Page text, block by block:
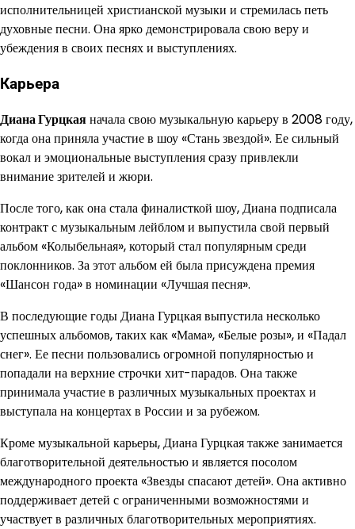
исполнительницей христианской музыки и стремилась петь
духовные песни. Она ярко демонстрировала свою веру и
убеждения в своих песнях и выступлениях.
Карьера
Диана Гурцкаяначала свою музыкальную карьеру в 2008 году,
когда она приняла участие в шоу «Стань звездой». Ее сильный
вокал и эмоциональные выступления сразу привлекли
внимание зрителей и жюри.
После того, как она стала финалисткой шоу, Диана подписала
контракт с музыкальным лейблом и выпустила свой первый
альбом «Колыбельная», который стал популярным среди
поклонников. За этот альбом ей была присуждена премия
«Шансон года» в номинации «Лучшая песня».
В последующие годы Диана Гурцкая выпустила несколько
успешных альбомов, таких как «Мама», «Белые розы», и «Падал
снег». Ее песни пользовались огромной популярностью и
попадали на верхние строчки хит-парадов. Она также
принимала участие в различных музыкальных проектах и
выступала на концертах в России и за рубежом.
Кроме музыкальной карьеры, Диана Гурцкая также занимается
благотворительной деятельностью и является посолом
международного проекта «Звезды спасают детей». Она активно
поддерживает детей с ограниченными возможностями и
участвует в различных благотворительных мероприятиях.